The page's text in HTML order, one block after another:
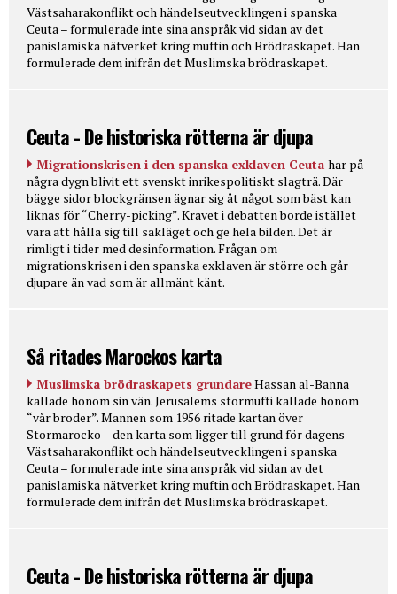
Västsaharakonflikt och händelseutvecklingen i spanska
Ceuta – formulerade inte sina anspråk vid sidan av det
panislamiska nätverket kring muftin och Brödraskapet. Han
formulerade dem inifrån det Muslimska brödraskapet.
Ceuta - De historiska rötterna är djupa
Migrationskrisen i den spanska exklaven Ceuta har på
några dygn blivit ett svenskt inrikespolitiskt slagträ. Där
bägge sidor blockgränsen ägnar sig åt något som bäst kan
liknas för “Cherry-picking”. Kravet i debatten borde istället
vara att hålla sig till sakläget och ge hela bilden. Det är
rimligt i tider med desinformation. Frågan om
migrationskrisen i den spanska exklaven är större och går
djupare än vad som är allmänt känt.
Så ritades Marockos karta
Muslimska brödraskapets grundareHassan al-Banna
kallade honom sin vän. Jerusalems stormufti kallade honom
“vår broder”. Mannen som 1956 ritade kartan över
Stormarocko – den karta som ligger till grund för dagens
Västsaharakonflikt och händelseutvecklingen i spanska
Ceuta – formulerade inte sina anspråk vid sidan av det
panislamiska nätverket kring muftin och Brödraskapet. Han
formulerade dem inifrån det Muslimska brödraskapet.
Ceuta - De historiska rötterna är djupa